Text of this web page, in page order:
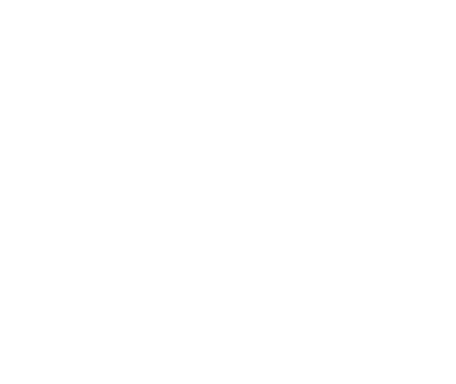
függ: így döntik el a
a telomerek rövidüléséről vagy a sejtek